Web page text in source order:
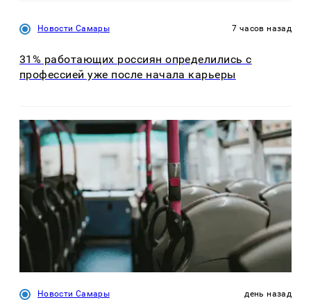
Новости Самары 7 часов назад
31% работающих россиян определились с
профессией уже после начала карьеры
Новости Самары день назад